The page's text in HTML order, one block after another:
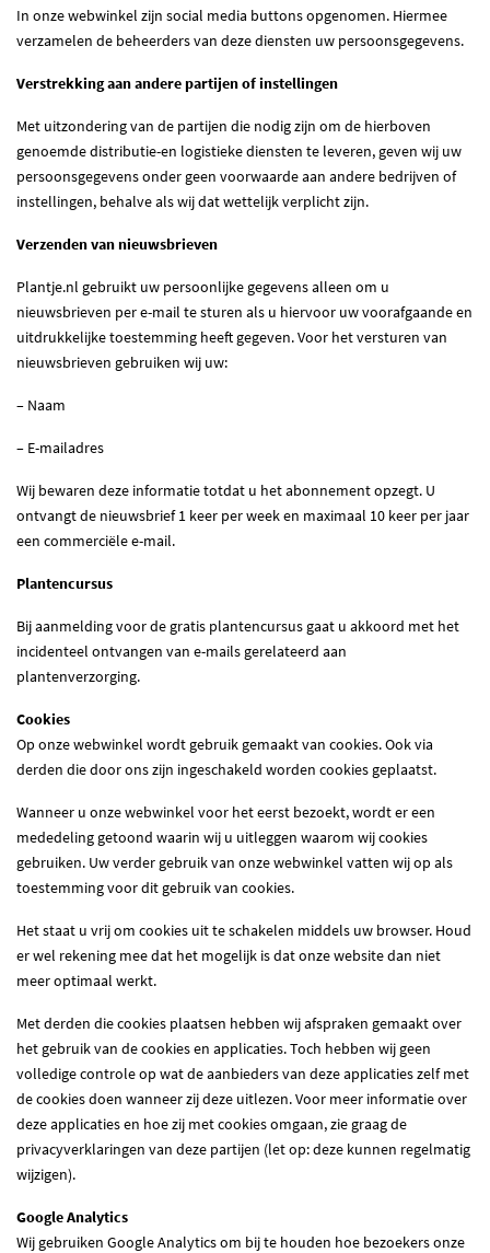
In onze webwinkel zijn social media buttons opgenomen. Hiermee
verzamelen de beheerders van deze diensten uw persoonsgegevens.
Verstrekking aan andere partijen of instellingen
Met uitzondering van de partijen die nodig zijn om de hierboven
genoemde distributie-en logistieke diensten te leveren, geven wij uw
persoonsgegevens onder geen voorwaarde aan andere bedrijven of
instellingen, behalve als wij dat wettelijk verplicht zijn.
Verzenden van nieuwsbrieven
Plantje.nl gebruikt uw persoonlijke gegevens alleen om u
nieuwsbrieven per e-mail te sturen als u hiervoor uw voorafgaande en
uitdrukkelijke toestemming heeft gegeven. Voor het versturen van
nieuwsbrieven gebruiken wij uw:
– Naam
– E-mailadres
Wij bewaren deze informatie totdat u het abonnement opzegt. U
ontvangt de nieuwsbrief 1 keer per week en maximaal 10 keer per jaar
een commerciële e-mail.
Plantencursus
Bij aanmelding voor de gratis plantencursus gaat u akkoord met het
incidenteel ontvangen van e-mails gerelateerd aan
plantenverzorging.
Cookies
Op onze webwinkel wordt gebruik gemaakt van cookies. Ook via
derden die door ons zijn ingeschakeld worden cookies geplaatst.
Wanneer u onze webwinkel voor het eerst bezoekt, wordt er een
mededeling getoond waarin wij u uitleggen waarom wij cookies
gebruiken. Uw verder gebruik van onze webwinkel vatten wij op als
toestemming voor dit gebruik van cookies.
Het staat u vrij om cookies uit te schakelen middels uw browser. Houd
er wel rekening mee dat het mogelijk is dat onze website dan niet
meer optimaal werkt.
Met derden die cookies plaatsen hebben wij afspraken gemaakt over
het gebruik van de cookies en applicaties. Toch hebben wij geen
volledige controle op wat de aanbieders van deze applicaties zelf met
de cookies doen wanneer zij deze uitlezen. Voor meer informatie over
deze applicaties en hoe zij met cookies omgaan, zie graag de
privacyverklaringen van deze partijen (let op: deze kunnen regelmatig
wijzigen).
Google Analytics
Wij gebruiken Google Analytics om bij te houden hoe bezoekers onze